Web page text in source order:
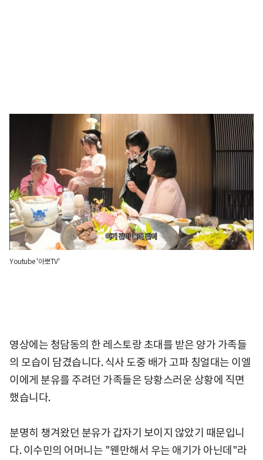
Youtube '아뽀TV'
영상에는 청담동의 한 레스토랑 초대를 받은 양가 가족들
의 모습이 담겼습니다. 식사 도중 배가 고파 칭얼대는 이엘
이에게 분유를 주려던 가족들은 당황스러운 상황에 직면
했습니다.
분명히 챙겨왔던 분유가 갑자기 보이지 않았기 때문입니
다. 이수민의 어머니는 "웬만해서 우는 애기가 아닌데"라